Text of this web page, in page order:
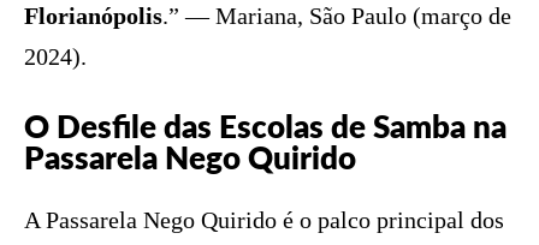
Florianópolis.” — Mariana, São Paulo (março de
2024).
O Desfile das Escolas de Samba na
Passarela Nego Quirido
A Passarela Nego Quirido é o palco principal dos